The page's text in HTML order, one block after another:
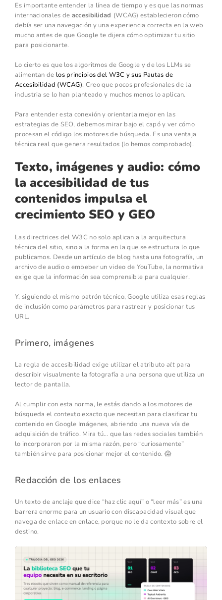
Es importante entender la línea de tiempo y es que las normas
internacionales de accesibilidad (WCAG) establecieron cómo
debía ser una navegación y una experiencia correcta en la web
mucho antes de que Google te dijera cómo optimizar tu sitio
para posicionarte.
Lo cierto es que los algoritmos de Google y de los LLMs se
alimentan de los principios del W3C y sus Pautas de
Accesibilidad (WCAG). Creo que pocos profesionales de la
industria se lo han planteado y muchos menos lo aplican.
Para entender esta conexión y orientarla mejor en las
estrategias de SEO, debemos mirar bajo el capó y ver cómo
procesan el código los motores de búsqueda. Es una ventaja
técnica real que genera resultados (lo hemos comprobado).
Texto, imágenes y audio: cómo
la accesibilidad de tus
contenidos impulsa el
crecimiento SEO y GEO
Las directrices del W3C no solo aplican a la arquitectura
técnica del sitio, sino a la forma en la que se estructura lo que
publicamos. Desde un artículo de blog hasta una fotografía, un
archivo de audio o embeber un video de YouTube, la normativa
exige que la información sea comprensible para cualquier.
Y, siguiendo el mismo patrón técnico, Google utiliza esas reglas
de inclusión como parámetros para rastrear y posicionar tus
URL.
Primero, imágenes
La regla de accesibilidad exige utilizar el atributo altpara
describir visualmente la fotografía a una persona que utiliza un
lector de pantalla.
Al cumplir con esta norma, le estás dando a los motores de
búsqueda el contexto exacto que necesitan para clasificar tu
contenido en Google Imágenes, abriendo una nueva vía de
adquisición de tráfico. Mira tú… que las redes sociales también
lo incorporaron por la misma razón, pero “curiosamente”
también sirve para posicionar mejor el contenido. 😱
Redacción de los enlaces
Un texto de anclaje que dice “haz clic aquí” o “leer más” es una
barrera enorme para un usuario con discapacidad visual que
navega de enlace en enlace, porque no le da contexto sobre el
destino.